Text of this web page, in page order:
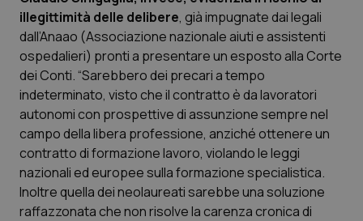
Provincia Autonoma di Bolzano
Provincia Autonoma di Trento
Puglia
Sardegna
Sicilia
Infezioni & Febbre
Ipertensione & Scompenso
Malattie rare
Malattia di Crohn & Rettocolite Ulcerosa
Neuroscienze & patologie neurodegenerative
illegittimità delle delibere, già impugnate dai legali
dall’Anaao (Associazione nazionale aiuti e assistenti
ospedalieri) pronti a presentare un esposto alla Corte
dei Conti. “Sarebbero dei precari a tempo
indeterminato, visto che il contratto è da lavoratori
autonomi con prospettive di assunzione sempre nel
campo della libera professione, anziché ottenere un
contratto di formazione lavoro, violando le leggi
nazionali ed europee sulla formazione specialistica.
Inoltre quella dei neolaureati sarebbe una soluzione
raffazzonata che non risolve la carenza cronica di